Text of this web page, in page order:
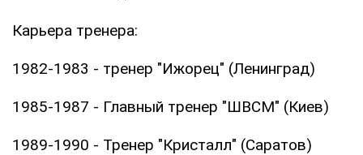
Карьера тренера:
1982-1983 - тренер "Ижорец" (Ленинград)
1985-1987 - Главный тренер "ШВСМ" (Киев)
1989-1990 - Тренер "Кристалл" (Саратов)